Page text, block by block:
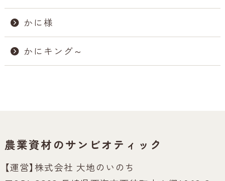
かに様
かにキング～
農業資材のサンビオティック
【運営】株式会社 大地のいのち